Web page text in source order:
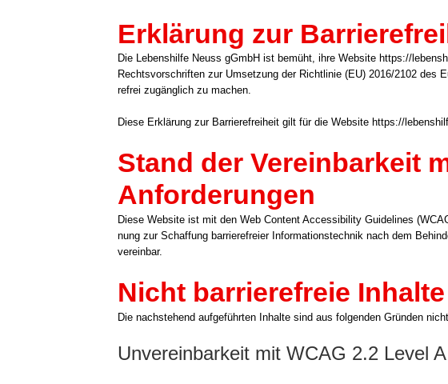
Erklärung zur
Die Lebens­hil­fe Neuss gGmbH ist bemüht, ihre Web­site https://
Rechts­vor­schrif­ten zur Umset­zung der Richt­li­nie (EU) 2016/2102 des
re­frei zugäng­lich zu machen.
Die­se Erklä­rung zur Bar­rie­re­frei­heit gilt für die Web­site https://
Stand der Vereinbarkeit
Anforderungen
Die­se Web­site ist mit den Web Con­tent Acces­si­bi­li­ty Gui­de­lines
nung zur Schaf­fung bar­rie­re­frei­er Infor­ma­ti­ons­tech­nik nach dem
ver­ein­bar.
Nicht barrierefreie Inhalte
Die nach­ste­hend auf­ge­führ­ten Inhal­te sind aus fol­gen­den Grün­den
Unvereinbarkeit mit WCAG 2.2 Level A